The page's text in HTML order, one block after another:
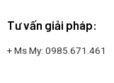
Tư vấn giải pháp:
+ Ms My: 0985.671.461